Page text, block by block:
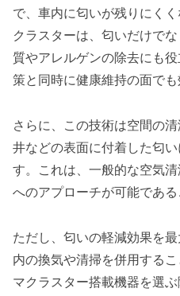
で、車内に匂いが残りにく
クラスターは、匂いだけで
質やアレルゲンの除去にも
策と同時に健康維持の面でも
さらに、この技術は空間の
井などの表面に付着した匂
す。これは、一般的な空気
へのアプローチが可能である
ただし、匂いの軽減効果を
内の換気や清掃を併用する
マクラスター搭載機器を選